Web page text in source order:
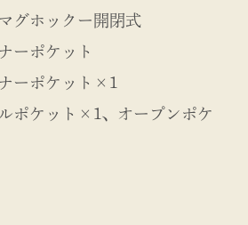
グホックー開閉式
ーポケット
ーポケット×1
ポケット×1、オープンポケ